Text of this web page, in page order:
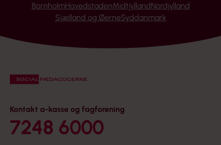
BornholmHovedstadenMidtjyllandNordjylland
Sjælland og ØerneSyddanmark
Kontakt a-kasse og fagforening
7248 6000